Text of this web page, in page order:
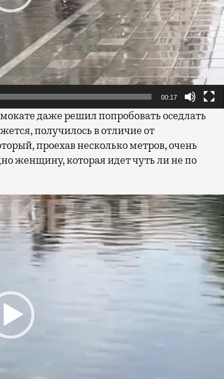
00:17
даже решил попробовать оседлать
получилось в отличие от
проехав несколько метров, очень
женщину, которая идет чуть ли не по